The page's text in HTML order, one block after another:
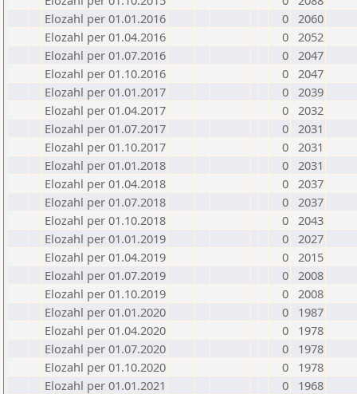
Elozahl per 01.01.2016
0 2060
Elozahl per 01.04.2016
0 2052
Elozahl per 01.07.2016
0 2047
Elozahl per 01.10.2016
0 2047
Elozahl per 01.01.2017
0 2039
Elozahl per 01.04.2017
0 2032
Elozahl per 01.07.2017
0 2031
Elozahl per 01.10.2017
0 2031
Elozahl per 01.01.2018
0 2031
Elozahl per 01.04.2018
0 2037
Elozahl per 01.07.2018
0 2037
Elozahl per 01.10.2018
0 2043
Elozahl per 01.01.2019
0 2027
Elozahl per 01.04.2019
0 2015
Elozahl per 01.07.2019
0 2008
Elozahl per 01.10.2019
0 2008
Elozahl per 01.01.2020
0
1987
Elozahl per 01.04.2020
0
1978
Elozahl per 01.07.2020
0
1978
Elozahl per 01.10.2020
0
1978
Elozahl per 01.01.2021
0
1968